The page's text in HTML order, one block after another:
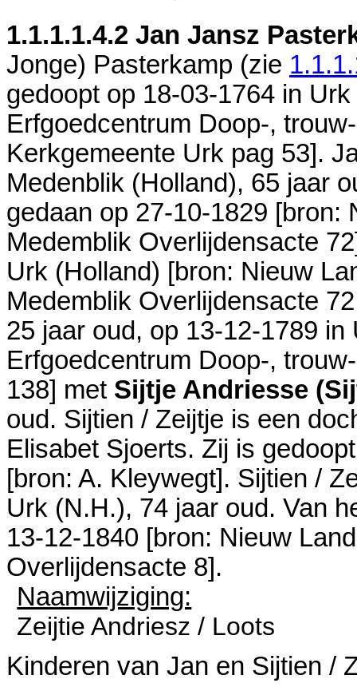
1.1.1.1.4.2 Jan Jansz
Jonge) Pasterkamp (zie
gedoopt op 18-03-1764 in Urk
Erfgoedcentrum Doop-,
Kerkgemeente Urk pag 53].
Medenblik (Holland), 65 jaar
gedaan op 27-10-1829 [bron:
Medemblik Overlijdensacte 72
Urk (Holland) [bron: Nieuw
Medemblik Overlijdensacte
25 jaar oud, op 13-12-1789 in
Erfgoedcentrum Doop-,
138] met Sijtje Andriesse
oud. Sijtien / Zeijtje is een
Elisabet Sjoerts. Zij is
[bron: A. Kleywegt]. Sijtien /
Urk (N.H.), 74 jaar oud. Van
13-12-1840 [bron: Nieuw
Overlijdensacte 8].
Naamwijziging:
Zeijtie Andriesz / Loots
Kinderen van Jan en Sijtien /